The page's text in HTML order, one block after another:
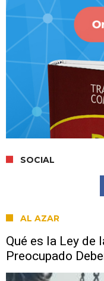
SOCIAL
AL AZAR
Qué es la Ley de
Preocupado